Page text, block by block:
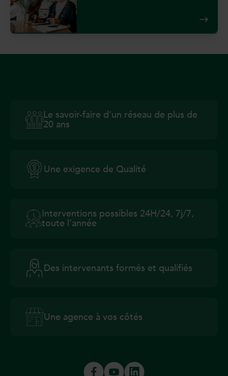
Le savoir-faire d’un réseau de plus de
20 ans
Une exigence de Qualité
Interventions possibles 24H/24, 7j/7,
toute l’année
Des intervenants formés et qualifiés
Une agence à vos côtés